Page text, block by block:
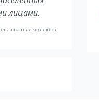
лицами.
являются